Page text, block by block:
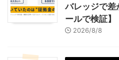
バレッジで差
ールで検証】
2026/8/8